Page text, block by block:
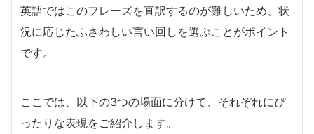
英語ではこのフレーズを直訳するのが難しいため、状
況に応じたふさわしい言い回しを選ぶことがポイント
です。
ここでは、以下の3つの場面に分けて、それぞれにぴ
ったりな表現をご紹介します。